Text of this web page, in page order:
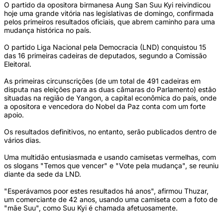
O partido da opositora birmanesa Aung San Suu Kyi reivindicou
hoje uma grande vitória nas legislativas de domingo, confirmada
pelos primeiros resultados oficiais, que abrem caminho para uma
mudança histórica no país.
O partido Liga Nacional pela Democracia (LND) conquistou 15
das 16 primeiras cadeiras de deputados, segundo a Comissão
Eleitoral.
As primeiras circunscrições (de um total de 491 cadeiras em
disputa nas eleições para as duas câmaras do Parlamento) estão
situadas na região de Yangon, a capital econômica do país, onde
a opositora e vencedora do Nobel da Paz conta com um forte
apoio.
Os resultados definitivos, no entanto, serão publicados dentro de
vários dias.
Uma multidão entusiasmada e usando camisetas vermelhas, com
os slogans "Temos que vencer" e "Vote pela mudança", se reuniu
diante da sede da LND.
"Esperávamos poor estes resultados há anos", afirmou Thuzar,
um comerciante de 42 anos, usando uma camiseta com a foto de
"mãe Suu", como Suu Kyi é chamada afetuosamente.